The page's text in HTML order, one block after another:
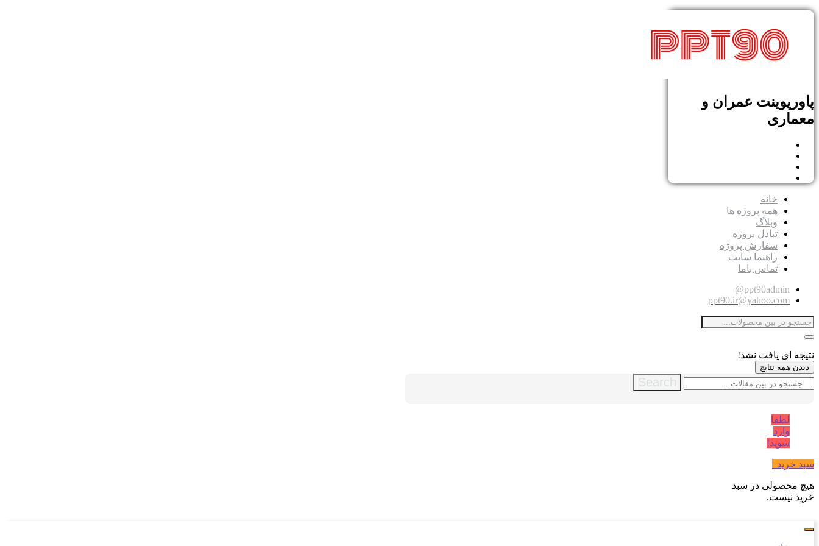
پاورپوینت عمران و
معماری
خانه
همه پروژه ها
وبلاگ
تبادل پروژه
سفارش پروژه
راهنما سایت
تماس باما
ppt90admin@
ppt90.ir@yahoo.com
نتیجه ای یافت نشد!
دیدن همه نتایج
Search
لطفا
وارد
شوید!
سبد خرید
هیچ محصولی در سبد
خرید نیست.